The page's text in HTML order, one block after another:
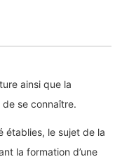
ainsi que la
se connaître.
établies, le sujet de la
la formation d’une